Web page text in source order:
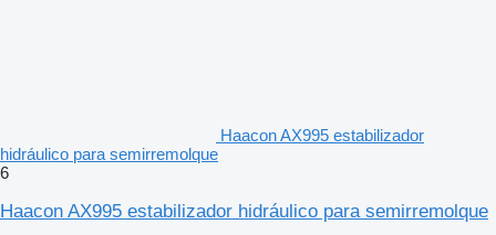
Haacon AX995 estabilizador
hidráulico para semirremolque
6
Haacon AX995 estabilizador hidráulico para semirremolque